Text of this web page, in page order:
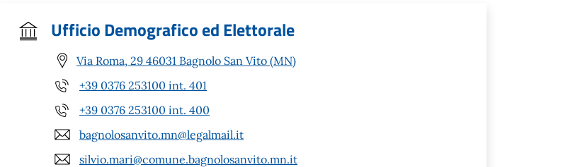
Ufficio Demografico ed Elettorale
Via Roma, 29 46031 Bagnolo San Vito (MN)
+39 0376 253100 int. 401
+39 0376 253100 int. 400
bagnolosanvito.mn@legalmail.it
silvio.mari@comune.bagnolosanvito.mn.it